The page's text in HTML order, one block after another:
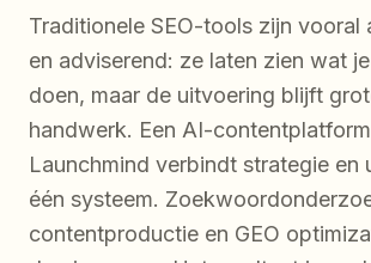
Traditionele SEO-tools zijn vooral
en adviserend: ze laten zien wat
doen, maar de uitvoering blijft
handwerk. Een AI-
Launchmind verbindt strategie en
één systeem.
contentproductie en GEO